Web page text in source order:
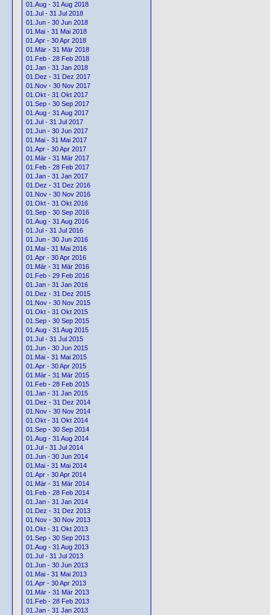
01.Aug - 31 Aug 2018
01.Jul - 31 Jul 2018
01.Jun - 30 Jun 2018
01.Mai - 31 Mai 2018
01.Apr - 30 Apr 2018
01.Mär - 31 Mär 2018
01.Feb - 28 Feb 2018
01.Jan - 31 Jan 2018
01.Dez - 31 Dez 2017
01.Nov - 30 Nov 2017
01.Okt - 31 Okt 2017
01.Sep - 30 Sep 2017
01.Aug - 31 Aug 2017
01.Jul - 31 Jul 2017
01.Jun - 30 Jun 2017
01.Mai - 31 Mai 2017
01.Apr - 30 Apr 2017
01.Mär - 31 Mär 2017
01.Feb - 28 Feb 2017
01.Jan - 31 Jan 2017
01.Dez - 31 Dez 2016
01.Nov - 30 Nov 2016
01.Okt - 31 Okt 2016
01.Sep - 30 Sep 2016
01.Aug - 31 Aug 2016
01.Jul - 31 Jul 2016
01.Jun - 30 Jun 2016
01.Mai - 31 Mai 2016
01.Apr - 30 Apr 2016
01.Mär - 31 Mär 2016
01.Feb - 29 Feb 2016
01.Jan - 31 Jan 2016
01.Dez - 31 Dez 2015
01.Nov - 30 Nov 2015
01.Okt - 31 Okt 2015
01.Sep - 30 Sep 2015
01.Aug - 31 Aug 2015
01.Jul - 31 Jul 2015
01.Jun - 30 Jun 2015
01.Mai - 31 Mai 2015
01.Apr - 30 Apr 2015
01.Mär - 31 Mär 2015
01.Feb - 28 Feb 2015
01.Jan - 31 Jan 2015
01.Dez - 31 Dez 2014
01.Nov - 30 Nov 2014
01.Okt - 31 Okt 2014
01.Sep - 30 Sep 2014
01.Aug - 31 Aug 2014
01.Jul - 31 Jul 2014
01.Jun - 30 Jun 2014
01.Mai - 31 Mai 2014
01.Apr - 30 Apr 2014
01.Mär - 31 Mär 2014
01.Feb - 28 Feb 2014
01.Jan - 31 Jan 2014
01.Dez - 31 Dez 2013
01.Nov - 30 Nov 2013
01.Okt - 31 Okt 2013
01.Sep - 30 Sep 2013
01.Aug - 31 Aug 2013
01.Jul - 31 Jul 2013
01.Jun - 30 Jun 2013
01.Mai - 31 Mai 2013
01.Apr - 30 Apr 2013
01.Mär - 31 Mär 2013
01.Feb - 28 Feb 2013
01.Jan - 31 Jan 2013